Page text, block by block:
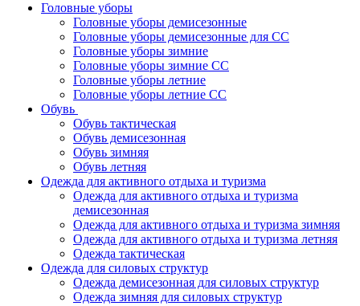
Головные уборы
Головные уборы демисезонные
Головные уборы демисезонные для СС
Головные уборы зимние
Головные уборы зимние СС
Головные уборы летние
Головные уборы летние СС
Обувь
Обувь тактическая
Обувь демисезонная
Обувь зимняя
Обувь летняя
Одежда для активного отдыха и туризма
Одежда для активного отдыха и туризма
демисезонная
Одежда для активного отдыха и туризма зимняя
Одежда для активного отдыха и туризма летняя
Одежда тактическая
Одежда для силовых структур
Одежда демисезонная для силовых структур
Одежда зимняя для силовых структур